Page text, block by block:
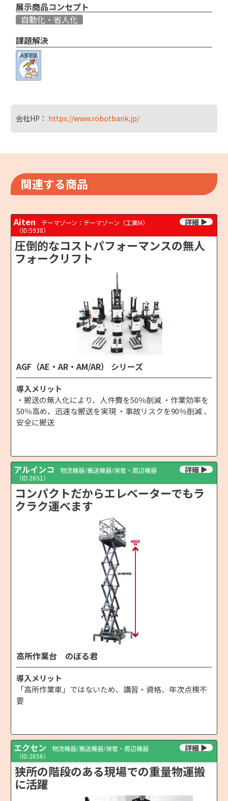
展示商品コンセプト
自動化・省人化
課題解決
会社HP： https://www.robotbank.jp/
関連する商品
Aiten
テーマゾーン：テーマゾーン（工業M）
（ID:5938）
圧倒的なコストパフォーマンスの無人
フォークリフト
AGF（AE・AR・AM/AR） シリーズ
導入メリット
・搬送の無人化により、人件費を50％削減 ・作業効率を
50％高め、迅速な搬送を実現 ・事故リスクを90％削減 、
安全に搬送
アルインコ
物流機器/搬送機器/保管・周辺機器
（ID:2651）
コンパクトだからエレベーターでもラ
クラク運べます
高所作業台 のぼる君
導入メリット
「高所作業車」ではないため、講習・資格、年次点検不
要
エクセン
物流機器/搬送機器/保管・周辺機器
（ID:2656）
狭所の階段のある現場での重量物運搬
に活躍